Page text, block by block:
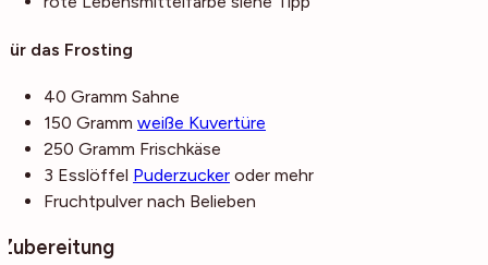
Für das Frosting
40 Gramm Sahne
150 Gramm weiße Kuvertüre
250 Gramm Frischkäse
3 Esslöffel Puderzucker oder mehr
Fruchtpulver nach Belieben
Zubereitung